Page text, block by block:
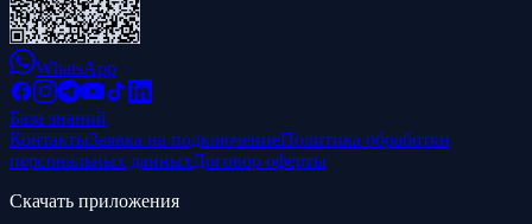
WhatsApp
База знаний
КонтактыЗаявка на подключениеПолитика обработки
персональных данныхДоговор оферты
Скачать приложения